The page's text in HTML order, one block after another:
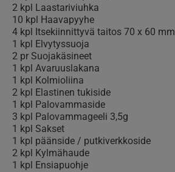
2 kpl Laastariviuhka
10 kpl Haavapyyhe
4 kpl Itsekiinnittyvä taitos 70 x 60 mm
1 kpl Elvytyssuoja
2 pr Suojakäsineet
1 kpl Avaruuslakana
1 kpl Kolmioliina
2 kpl Elastinen tukiside
1 kpl Palovammaside
3 kpl Palovammageeli 3,5g
1 kpl Sakset
1 kpl päänside / putkiverkkoside
2 kpl Kylmähaude
1 kpl Ensiapuohje